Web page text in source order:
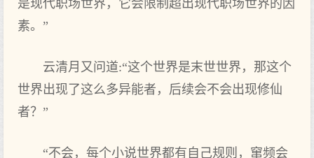
是现代职场世界，它会限制超出现代职场世界的因
素。”
云清月又问道:“这个世界是末世世界，那这个
世界出现了这么多异能者，后续会不会出现修仙
者？”
“不会，每个小说世界都有自己规则，窜频会